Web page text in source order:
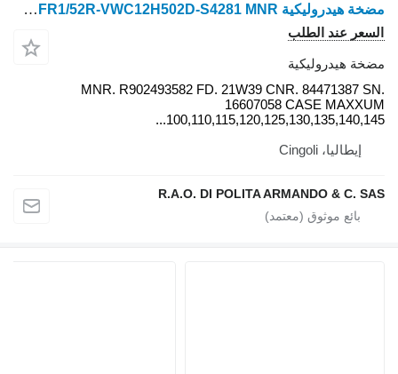
مضخة هيدروليكية Rexroth AA10CO45DFR1/52R-VWC12H502D-S4281 MNR. لـ جرار بعجلات New Holland T1804B, T6.120,T6.125,T6.140,T6.145,T6.150,T6.155,T6.160,T6.165,T6.175
السعر عند الطلب
مضخة هيدروليكية
MNR. R902493582 FD. 21W39 CNR. 84471387 SN.
16607058 CASE MAXXUM
100,110,115,120,125,130,135,140,145...
إيطاليا، Cingoli
R.A.O. DI POLITA ARMANDO & C. SAS